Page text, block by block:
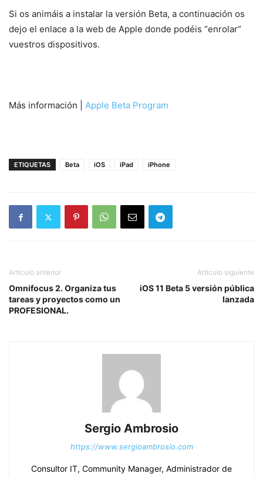
Si os animáis a instalar la versión Beta, a continuación os
dejo el enlace a la web de Apple donde podéis “enrolar”
vuestros dispositivos.
Más información | Apple Beta Program
ETIQUETAS Beta iOS iPad iPhone
Artículo anterior
Omnifocus 2. Organiza tus
tareas y proyectos como un
PROFESIONAL.
Artículo siguiente
iOS 11 Beta 5 versión pública
lanzada
Sergio Ambrosio
https://www.sergioambrosio.com
Consultor IT, Community Manager, Administrador de